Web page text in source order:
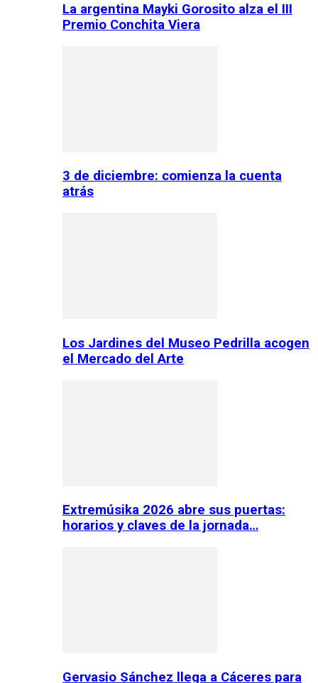
La argentina Mayki Gorosito alza el III
Premio Conchita Viera
3 de diciembre: comienza la cuenta
atrás
Los Jardines del Museo Pedrilla acogen
el Mercado del Arte
Extremúsika 2026 abre sus puertas:
horarios y claves de la jornada…
Gervasio Sánchez llega a Cáceres para